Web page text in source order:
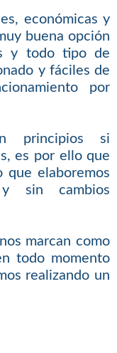
económicas y
buena opción
y todo tipo de
y fáciles de
por
principios si
es por ello que
que elaboremos
sin cambios
marcan como
todo momento
realizando un